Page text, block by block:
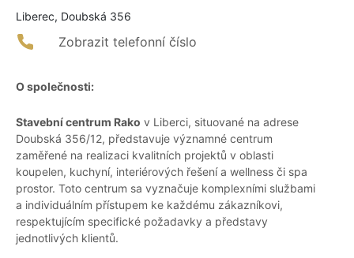
Liberec, Doubská 356
Zobrazit telefonní číslo
O společnosti:
Stavební centrum Rako v Liberci, situované na adrese
Doubská 356/12, představuje významné centrum
zaměřené na realizaci kvalitních projektů v oblasti
koupelen, kuchyní, interiérových řešení a wellness či spa
prostor. Toto centrum sa vyznačuje komplexními službami
a individuálním přístupem ke každému zákazníkovi,
respektujícím specifické požadavky a představy
jednotlivých klientů.